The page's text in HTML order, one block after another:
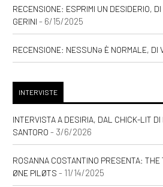
[17] Una felicità
Sara Rattaro: incipit
[08]Zucchero
Valentina Pelliccia:
Settembre 2020
RECENSIONE: ESPRIMI UN DESIDERIO,
GERINI - 6/15/2025
RECENSIONE: NESSUNƏ È NORMALE, DI
INTERVISTE
INTERVISTA A DESIRIA, DAL CHICK-LIT DI
SANTORO - 3/6/2026
ROSANNA COSTANTINO PRESENTA:
ØNE PILØTS - 11/14/2025